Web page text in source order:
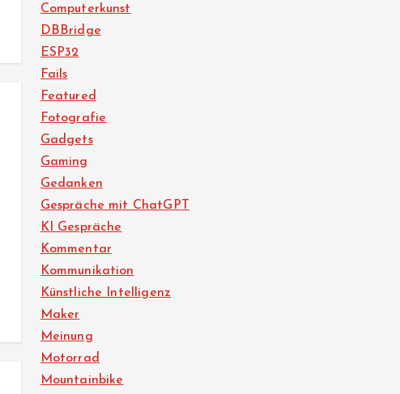
Computerkunst
DBBridge
ESP32
Fails
Featured
Fotografie
Gadgets
Gaming
Gedanken
Gespräche mit ChatGPT
KI Gespräche
Kommentar
Kommunikation
Künstliche Intelligenz
Maker
Meinung
Motorrad
Mountainbike